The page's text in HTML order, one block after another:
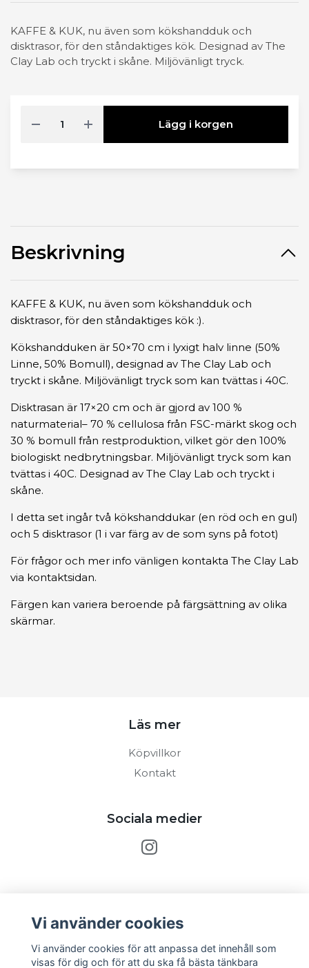
KAFFE & KUK, nu även som kökshandduk och
disktrasor, för den ståndaktiges kök. Designad av The
Clay Lab och tryckt i skåne. Miljövänligt tryck.
Lägg i korgen
Beskrivning
KAFFE & KUK, nu även som kökshandduk och
disktrasor, för den ståndaktiges kök :).
Kökshandduken är 50×70 cm i lyxigt halv linne (50%
Linne, 50% Bomull), designad av The Clay Lab och
tryckt i skåne. Miljövänligt tryck som kan tvättas i 40C.
Disktrasan är 17×20 cm och är gjord av 100 %
naturmaterial– 70 % cellulosa från FSC-märkt skog och
30 % bomull från restproduktion, vilket gör den 100%
biologiskt nedbrytningsbar. Miljövänligt tryck som kan
tvättas i 40C. Designad av The Clay Lab och tryckt i
skåne.
I detta set ingår två kökshanddukar (en röd och en gul)
och 5 disktrasor (1 i var färg av de som syns på fotot)
För frågor och mer info vänligen kontakta The Clay Lab
via kontaktsidan.
Färgen kan variera beroende på färgsättning av olika
skärmar.
Läs mer
Köpvillkor
Kontakt
Sociala medier
Vi använder cookies
Vi använder cookies för att anpassa det innehåll som
visas för dig och för att du ska få bästa tänkbara